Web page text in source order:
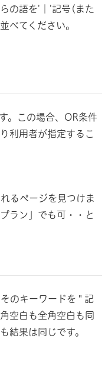
の語を'｜'記号(また
べてください。
。この場合、OR条件
利用者が指定するこ
るページを見つけま
ラン」でも可・・と
のキーワードを " 記
空白も全角空白も同
結果は同じです。